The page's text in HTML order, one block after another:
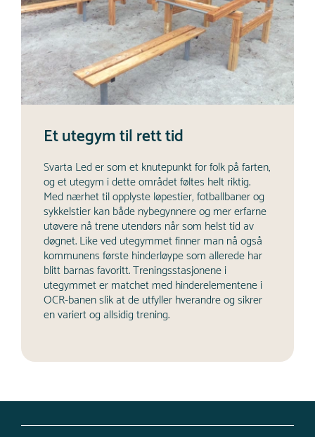
Et utegym til rett tid
Svarta Led er som et knutepunkt for folk på farten,
og et utegym i dette området føltes helt riktig.
Med nærhet til opplyste løpestier, fotballbaner og
sykkelstier kan både nybegynnere og mer erfarne
utøvere nå trene utendørs når som helst tid av
døgnet. Like ved utegymmet finner man nå også
kommunens første hinderløype som allerede har
blitt barnas favoritt. Treningsstasjonene i
utegymmet er matchet med hinderelementene i
OCR-banen slik at de utfyller hverandre og sikrer
en variert og allsidig trening.